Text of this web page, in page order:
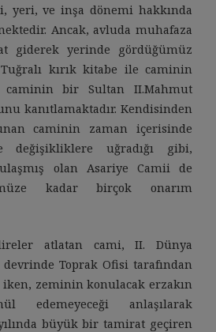
yeri, ve inşa dönemi hakkında
Ancak, avluda muhafaza
giderek yerinde gördüğümüz
kırık kitabe ile caminin
bir Sultan II.Mahmut
kanıtlamaktadır. Kendisinden
caminin zaman içerisinde
uğradığı gibi,
olan Asariye Camii de
kadar birçok onarım
atlatan cami, II. Dünya
devrinde Toprak Ofisi tarafından
zeminin konulacak erzakın
edemeyeceği anlaşılarak
büyük bir tamirat geçiren